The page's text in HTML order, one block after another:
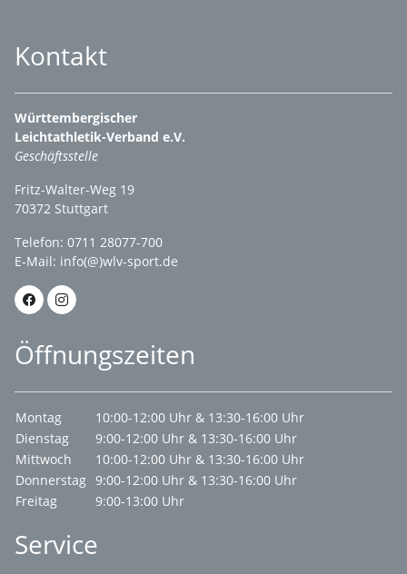
Kontakt
Württembergischer
Leichtathletik-Verband e.V.
Geschäftsstelle
Fritz-Walter-Weg 19
70372 Stuttgart
Telefon: 0711 28077-700
E-Mail: info(@)wlv-sport.de
Öffnungszeiten
Montag
10:00-12:00 Uhr & 13:30-16:00 Uhr
Dienstag
9:00-12:00 Uhr & 13:30-16:00 Uhr
Mittwoch
10:00-12:00 Uhr & 13:30-16:00 Uhr
Donnerstag 9:00-12:00 Uhr & 13:30-16:00 Uhr
Freitag
9:00-13:00 Uhr
Service